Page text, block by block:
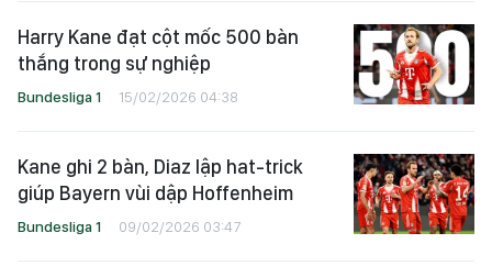
Harry Kane đạt cột mốc 500 bàn
thắng trong sự nghiệp
Bundesliga 1 15/02/2026 04:38
Kane ghi 2 bàn, Diaz lập hat-trick
giúp Bayern vùi dập Hoffenheim
Bundesliga 1 09/02/2026 03:47